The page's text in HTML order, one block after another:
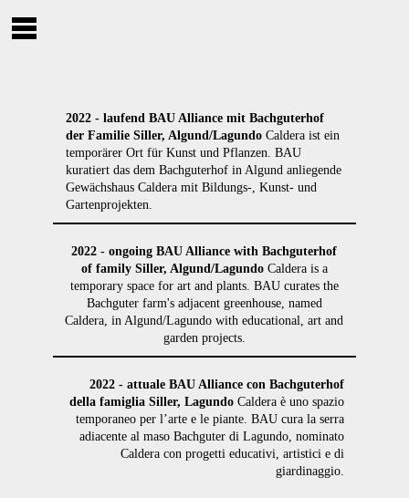
2022 - laufend BAU Alliance mit Bachguterhof
der Familie Siller, Algund/LagundoCaldera ist ein
temporärer Ort für Kunst und Pflanzen. BAU
kuratiert das dem Bachguterhof in Algund anliegende
Gewächshaus Caldera mit Bildungs-, Kunst- und
Gartenprojekten.
2022 - ongoing BAU Alliance with Bachguterhof
of family Siller, Algund/LagundoCaldera is a
temporary space for art and plants. BAU curates the
Bachguter farm's adjacent greenhouse, named
Caldera, in Algund/Lagundo with educational, art and
garden projects.
2022 - attuale BAU Alliance con Bachguterhof
della famiglia Siller, LagundoCaldera è uno spazio
temporaneo per l’arte e le piante. BAU cura la serra
adiacente al maso Bachguter di Lagundo, nominato
Caldera con progetti educativi, artistici e di
giardinaggio.